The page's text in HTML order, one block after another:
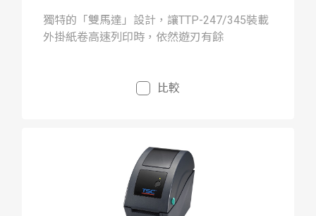
獨特的「雙馬達」設計，讓TTP-247/345裝載
外掛紙卷高速列印時，依然遊刃有餘
比較